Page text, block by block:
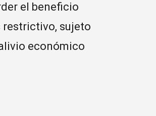
el beneficio
restrictivo, sujeto
económico